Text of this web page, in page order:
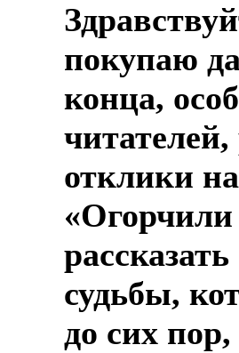
покупаю
конца,
отклики
«Огорчили
судьбы,
до сих